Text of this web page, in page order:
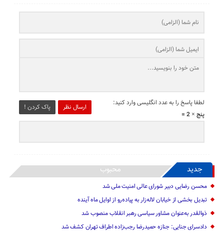
ارسال نظر پاک کردن !
لطفا پاسخ را به عدد انگلیسی وارد کنید:
پنج × 2 =
جدید محبوب
محسن رضایی دبیر شورای عالی امنیت ملی شد
تبدیل بخشی از خیابان لاله‌زار به پیاده‌رو از اوایل ماه آینده
ذوالقدر به‌عنوان مشاور سیاسی رهبر انقلاب منصوب شد
دادسرای جنایی: جنازه حمیدرضا رجب‌زاده اطراف تهران کشف شد